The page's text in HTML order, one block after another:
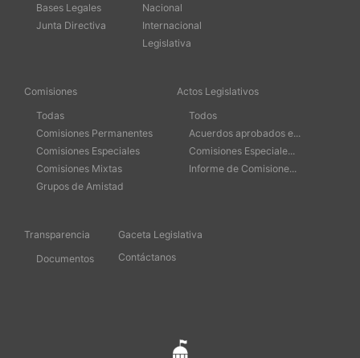
Bases Legales
Junta Directiva
Nacional
Internacional
Legislativa
Comisiones
Todas
Comisiones Permanentes
Comisiones Especiales
Comisiones Mixtas
Grupos de Amistad
Actos Legislativos
Todos
Acuerdos aprobados e...
Comisiones Especiale...
Informe de Comisione...
Transparencia
Documentos
Gaceta Legislativa
Contáctanos